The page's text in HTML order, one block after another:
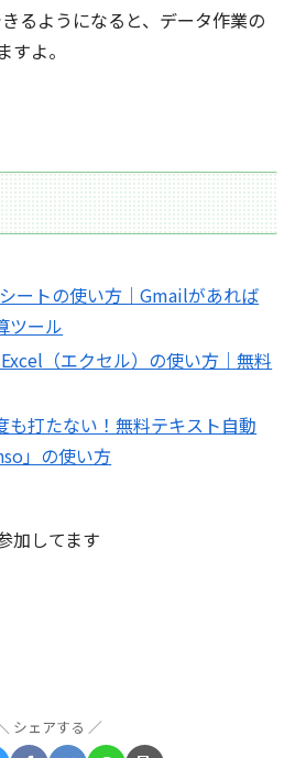
るようになると、データ作業の
よ。
ートの使い方｜Gmailがあれば
ツール
（エクセル）の使い方｜無料
も打たない！無料テキスト自動
」の使い方
加してます
シェアする